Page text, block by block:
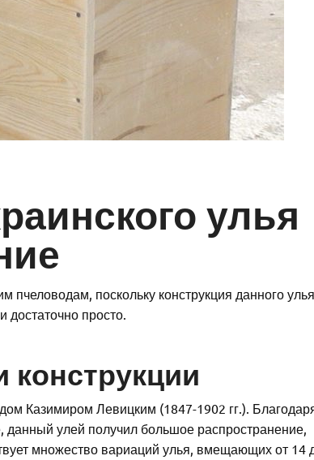
улья
поскольку конструкция данного улья
достаточно просто.
конструкции
Казимиром Левицким (1847-1902 гг.).
данный улей получил большое распространение,
множество вариаций улья, вмещающих от 14